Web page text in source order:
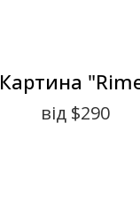
Картина
від $290